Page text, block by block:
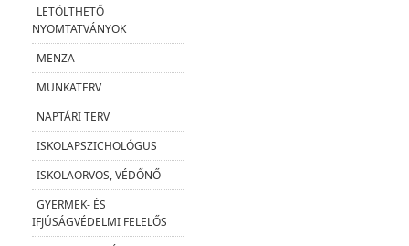
LETÖLTHETŐ
NYOMTATVÁNYOK
MENZA
MUNKATERV
NAPTÁRI TERV
ISKOLAPSZICHOLÓGUS
ISKOLAORVOS, VÉDŐNŐ
GYERMEK- ÉS
IFJÚSÁGVÉDELMI FELELŐS